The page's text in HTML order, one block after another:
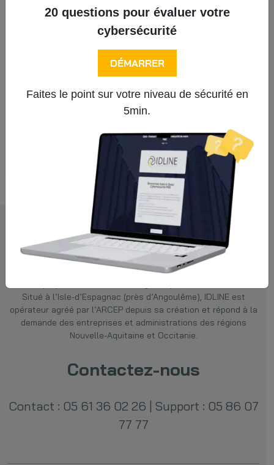
20 questions pour évaluer votre
cybersécurité
DÉMARRER
Faites le point sur votre niveau de sécurité en
5min.
domaine des réseaux d'entreprise
Comment nos datacenters protègent
vos systèmes d’information et
données sensibles ?
Situé à l’Isle-d’Espagnac (près d’Angoulême), IDLINE est
opérateur agréé par l’ARCEP depuis sa création et répond à la
demande des entreprises et administrations des régions
Nouvelle-Aquitaine et Occitanie.
Contactez-nous
Contact : 05 61 36 02 26 | Support : 05 86 07
77 77